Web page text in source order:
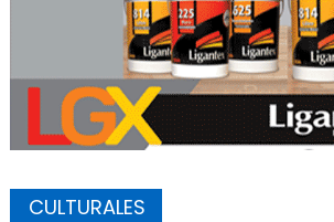
CULTURALES